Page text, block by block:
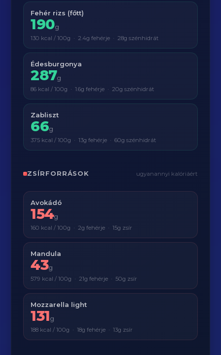
Fehér rizs (főtt)
190g
130 kcal / 100g · 2.4g fehérje · 28g szénhidrát
Édesburgonya
287g
86 kcal / 100g · 1.6g fehérje · 20g szénhidrát
Zabliszt
66g
375 kcal / 100g · 13g fehérje · 60g szénhidrát
ZSÍRFORRÁSOK ugyanannyi kalóriáért
Avokádó
154g
160 kcal / 100g · 2g fehérje · 15g zsír
Mandula
43g
579 kcal / 100g · 21g fehérje · 50g zsír
Mozzarella light
131g
188 kcal / 100g · 18g fehérje · 13g zsír